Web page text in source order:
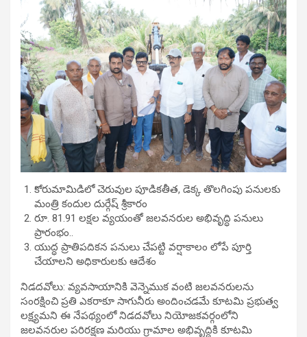
కోరుమామిడిలో చెరువుల పూడికతీత, డెక్క తొలగింపు పనులకు
మంత్రి కందుల దుర్గేష్ శ్రీకారం
రూ. 81.91 లక్షల వ్యయంతో జలవనరుల అభివృద్ధి పనులు
ప్రారంభం..
యుద్ధ ప్రాతిపదికన పనులు చేపట్టి వర్షాకాలం లోపే పూర్తి
చేయాలని అధికారులకు ఆదేశం
నిడదవోలు: వ్యవసాయానికి వెన్నెముక వంటి జలవనరులను
సంరక్షించి ప్రతి ఎకరాకూ సాగునీరు అందించడమే కూటమి ప్రభుత్వ
లక్ష్యమని ఈ నేపథ్యంలో నిడదవోలు నియోజకవర్గంలోని
జలవనరుల పరిరక్షణ మరియు గ్రామాల అభివృద్ధికి కూటమి